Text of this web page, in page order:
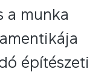
a munka
építészeti